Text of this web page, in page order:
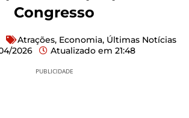
Congresso
Atrações, Economia, Últimas Notícias
2026
Atualizado em 21:48
PUBLICIDADE